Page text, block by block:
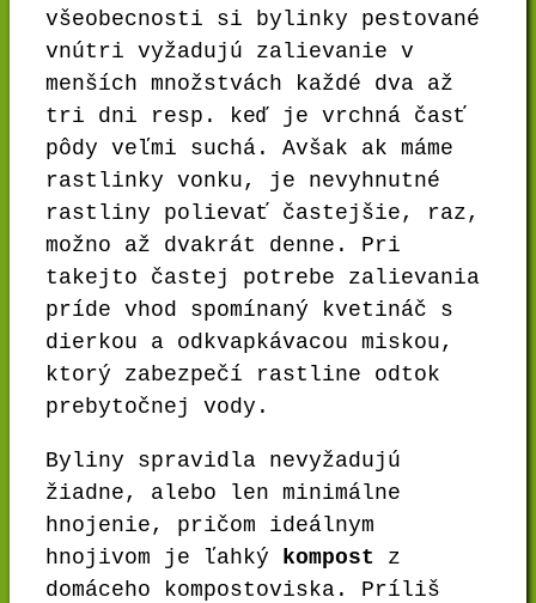
všeobecnosti si bylinky pestované
vnútri vyžadujú zalievanie v
menších množstvách každé dva až
tri dni resp. keď je vrchná časť
pôdy veľmi suchá. Avšak ak máme
rastlinky vonku, je nevyhnutné
rastliny polievať častejšie, raz,
možno až dvakrát denne. Pri
takejto častej potrebe zalievania
príde vhod spomínaný kvetináč s
dierkou a odkvapkávacou miskou,
ktorý zabezpečí rastline odtok
prebytočnej vody.
Byliny spravidla nevyžadujú
žiadne, alebo len minimálne
hnojenie, pričom ideálnym
hnojivom je ľahký
kompost z
domáceho kompostoviska. Príliš